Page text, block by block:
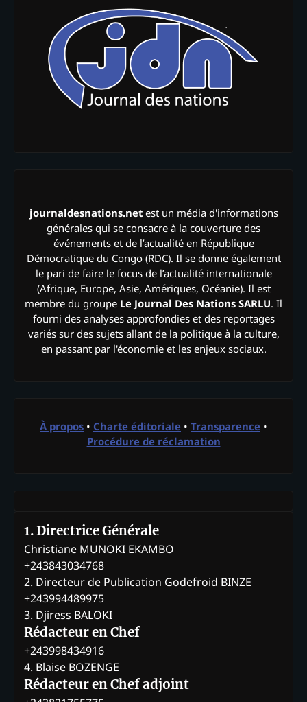
journaldesnations.netest un média d'informations
générales qui se consacre à la couverture des
événements et de l’actualité en République
Démocratique du Congo (RDC). Il se donne également
le pari de faire le focus de l’actualité internationale
(Afrique, Europe, Asie, Amériques, Océanie). Il est
membre du groupe Le Journal Des Nations SARLU. Il
fourni des analyses approfondies et des reportages
variés sur des sujets allant de la politique à la culture,
en passant par l'économie et les enjeux sociaux.
À propos • Charte éditoriale • Transparence •
Procédure de réclamation
1. Directrice Générale
Christiane MUNOKI EKAMBO
+243843034768
2. Directeur de Publication Godefroid BINZE
+243994489975
3. Djiress BALOKI
Rédacteur en Chef
+243998434916
4. Blaise BOZENGE
Rédacteur en Chef adjoint